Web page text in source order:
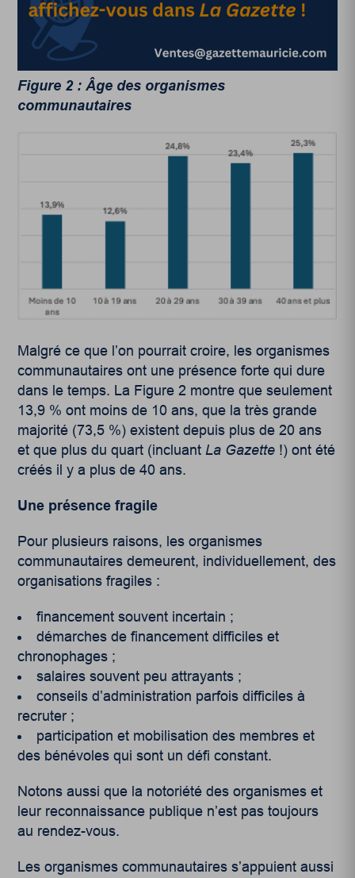
Figure 2 : Âge des organismes
communautaires
Malgré ce que l’on pourrait croire, les organismes
communautaires ont une présence forte qui dure
dans le temps. La Figure 2 montre que seulement
13,9 % ont moins de 10 ans, que la très grande
majorité (73,5 %) existent depuis plus de 20 ans
et que plus du quart (incluantLa Gazette !) ont été
créés il y a plus de 40 ans.
Une présence fragile
Pour plusieurs raisons, les organismes
communautaires demeurent, individuellement, des
organisations fragiles :
financement souvent incertain ;
démarches de financement difficiles et
chronophages ;
salaires souvent peu attrayants ;
conseils d’administration parfois difficiles à
recruter ;
participation et mobilisation des membres et
des bénévoles qui sont un défi constant.
Notons aussi que la notoriété des organismes et
leur reconnaissance publique n’est pas toujours
au rendez-vous.
Les organismes communautaires s’appuient aussi